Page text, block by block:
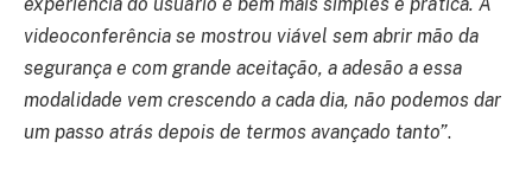
videoconferência se mostrou viável sem abrir mão da
segurança e com grande aceitação, a adesão a essa
modalidade vem crescendo a cada dia, não podemos dar
um passo atrás depois de termos avançado tanto”.